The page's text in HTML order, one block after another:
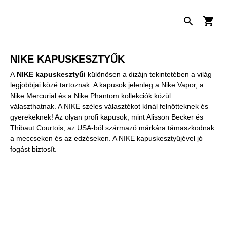
NIKE KAPUSKESZTYŰK
A NIKE kapuskesztyűi különösen a dizájn tekintetében a világ
legjobbjai közé tartoznak. A kapusok jelenleg a Nike Vapor, a
Nike Mercurial és a Nike Phantom kollekciók közül
választhatnak. A NIKE széles választékot kínál felnőtteknek és
gyerekeknek! Az olyan profi kapusok, mint Alisson Becker és
Thibaut Courtois, az USA-ból származó márkára támaszkodnak
a meccseken és az edzéseken. A NIKE kapuskesztyűjével jó
fogást biztosít.